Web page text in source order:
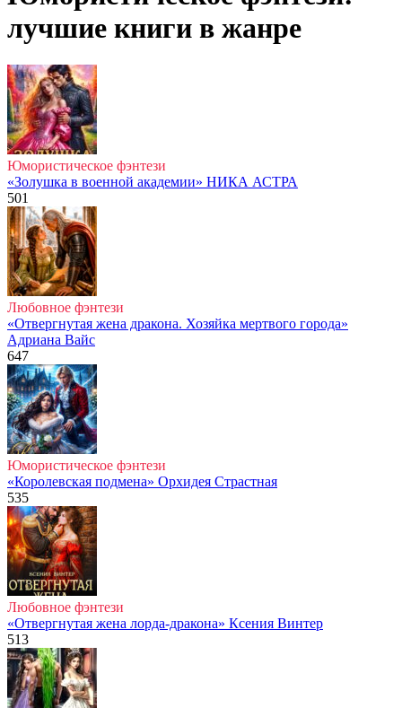
лучшие книги в жанре
Юмористическое фэнтези
«Золушка в военной академии» НИКА АСТРА
501
Любовное фэнтези
«Отвергнутая жена дракона. Хозяйка мертвого города»
Адриана Вайс
647
Юмористическое фэнтези
«Королевская подмена» Орхидея Страстная
535
Любовное фэнтези
«Отвергнутая жена лорда-дракона» Ксения Винтер
513